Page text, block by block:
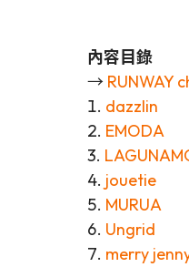
內容目錄
→ RUNWAY
1. dazzlin
2. EMODA
3.
4. jouetie
5. MURUA
6. Ungrid
7. merry